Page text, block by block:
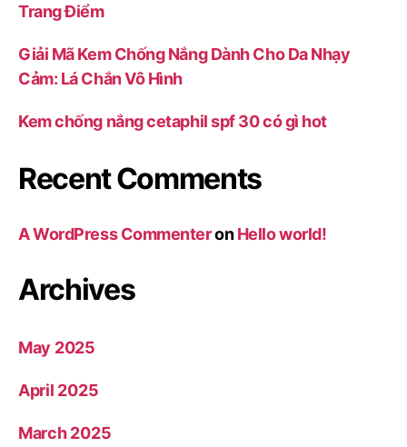
Trang Điểm
Giải Mã Kem Chống Nắng Dành Cho Da Nhạy
Cảm: Lá Chắn Vô Hình
Kem chống nắng cetaphil spf 30 có gì hot
Recent Comments
A WordPress CommenteronHello world!
Archives
May 2025
April 2025
March 2025